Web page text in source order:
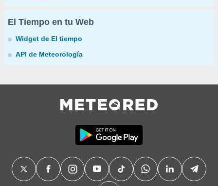
El Tiempo en tu Web
Widget de El tiempo
API de Meteorología